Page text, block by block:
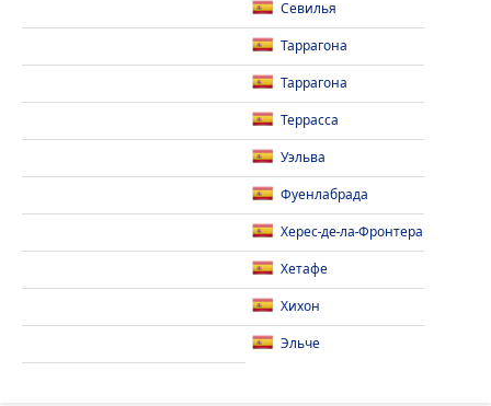
Севилья
Таррагона
Таррагона
Террасса
Уэльва
Фуенлабрада
Херес-де-ла-Фронтера
Хетафе
Хихон
Эльче